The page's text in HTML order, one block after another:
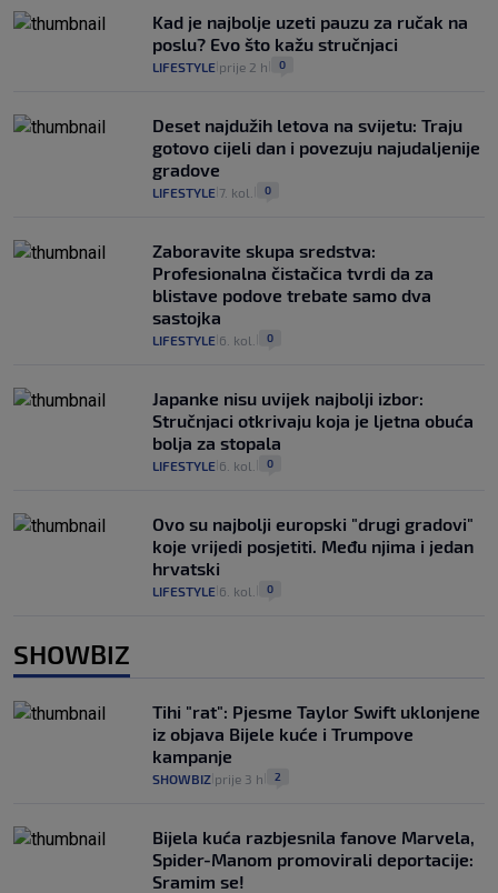
Kad je najbolje uzeti pauzu za ručak na
poslu? Evo što kažu stručnjaci
LIFESTYLE prije 2 h 0
Deset najdužih letova na svijetu: Traju
gotovo cijeli dan i povezuju najudaljenije
gradove
LIFESTYLE 7. kol. 0
Zaboravite skupa sredstva:
Profesionalna čistačica tvrdi da za
blistave podove trebate samo dva
sastojka
LIFESTYLE 6. kol. 0
Japanke nisu uvijek najbolji izbor:
Stručnjaci otkrivaju koja je ljetna obuća
bolja za stopala
LIFESTYLE 6. kol. 0
Ovo su najbolji europski "drugi gradovi"
koje vrijedi posjetiti. Među njima i jedan
hrvatski
LIFESTYLE 6. kol. 0
SHOWBIZ
Tihi "rat": Pjesme Taylor Swift uklonjene
iz objava Bijele kuće i Trumpove
kampanje
SHOWBIZ prije 3 h 2
Bijela kuća razbjesnila fanove Marvela,
Spider-Manom promovirali deportacije:
Sramim se!